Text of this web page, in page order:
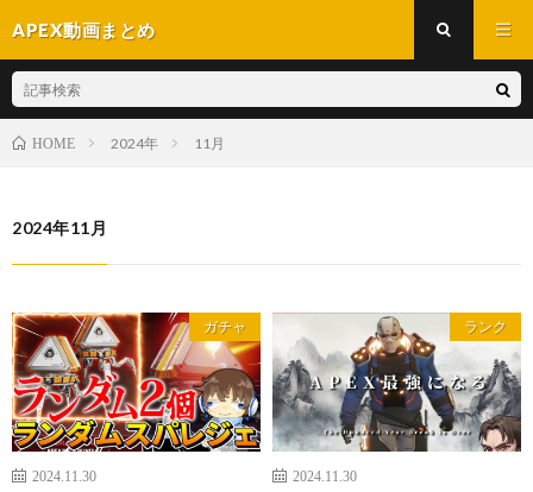
APEX動画まとめ
HOME 2024年 11月
2024年11月
ガチャ
2024.11.30
ランク
2024.11.30